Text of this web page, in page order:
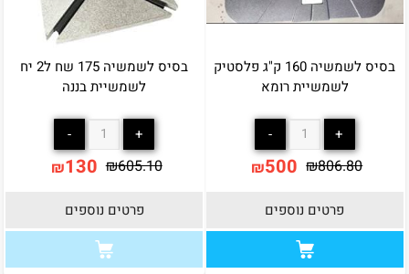
בסיס לשמשיה 160 ק"ג פלסטיק
לשמשיית רומא
₪806.80
₪500
פרטים נוספים
בסיס לשמשיה 175 שח ל2 יח
לשמשיית בננה
₪605.10
₪130
פרטים נוספים